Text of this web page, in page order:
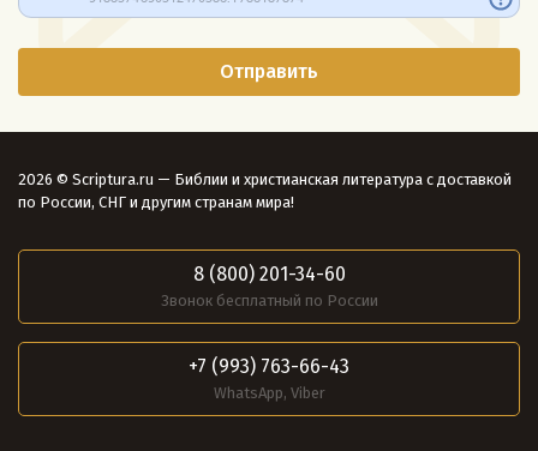
2026 © Scriptura.ru — Библии и христианская литература с доставкой
по России, СНГ и другим странам мира!
8 (800) 201-34-60
Звонок бесплатный по России
+7 (993) 763-66-43
WhatsApp, Viber